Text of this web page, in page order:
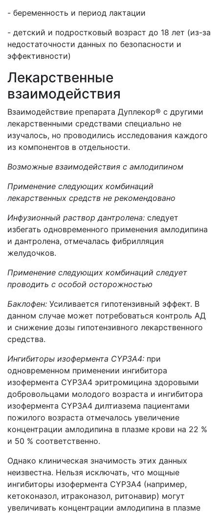
- беременность и период лактации
- детский и подростковый возраст до 18 лет (из-за
недостаточности данных по безопасности и
эффективности)
Лекарственные
взаимодействия
Взаимодействие препарата Дуплекор® с другими
лекарственными средствами специально не
изучалось, но проводились исследования каждого
из компонентов в отдельности.
Возможные взаимодействия с амлодипином
Применение следующих комбинаций
лекарственных средств не рекомендовано
Инфузионный раствор дантролена: следует
избегать одновременного применения амлодипина
и дантролена, отмечалась фибрилляция
желудочков.
Применение следующих комбинаций следует
проводить с особой осторожностью
Баклофен: Усиливается гипотензивный эффект. В
данном случае может потребоваться контроль АД
и снижение дозы гипотензивного лекарственного
средства.
Ингибиторы изофермента CYP3A4: при
одновременном применении ингибитора
изофермента CYP3A4 эритромицина здоровыми
добровольцами молодого возраста и ингибитора
изофермента CYP3A4 дилтиазема пациентами
пожилого возраста отмечалось увеличение
концентрации амлодипина в плазме крови на 22 %
и 50 % соответственно.
Однако клиническая значимость этих данных
неизвестна. Нельзя исключать, что мощные
ингибиторы изофермента CYP3A4 (например,
кетоконазол, итраконазол, ритонавир) могут
увеличивать концентрации амлодипина в плазме